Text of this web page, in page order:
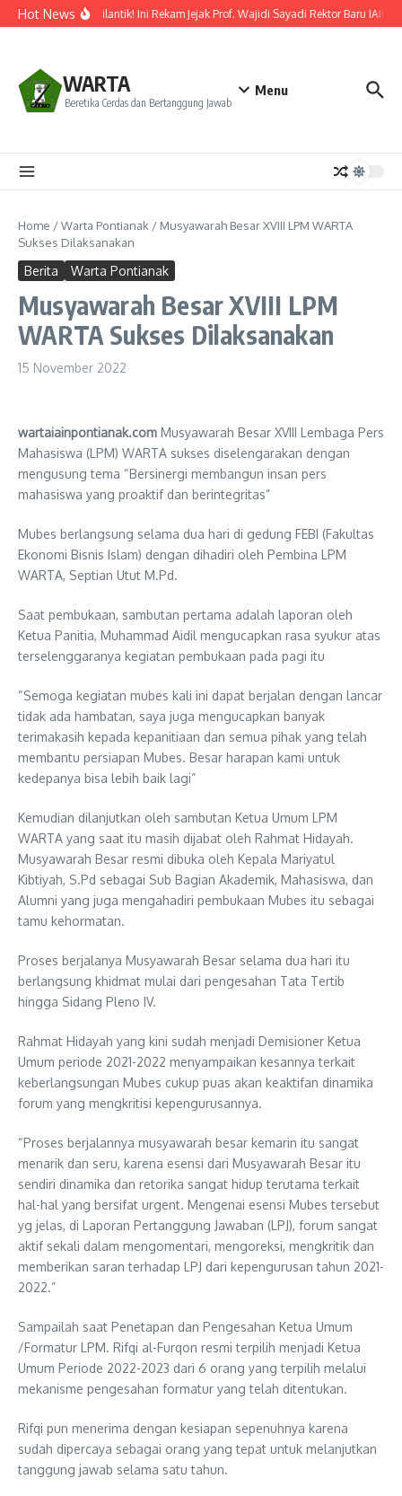
Lewati ke konten
Hot NewsResmi Dilantik! Ini Rekam Jejak Prof. Wajidi Sayadi Rektor Baru IAIN
WARTA
Beretika Cerdas dan Bertanggung Jawab
Menu
Home /Warta Pontianak / Musyawarah Besar XVIII LPM WARTA
Sukses Dilaksanakan
Berita Warta Pontianak
Musyawarah Besar XVIII LPM
WARTA Sukses Dilaksanakan
15 November 2022
wartaiainpontianak.com Musyawarah Besar XVIII Lembaga Pers
Mahasiswa (LPM) WARTA sukses diselengarakan dengan
mengusung tema “Bersinergi membangun insan pers
mahasiswa yang proaktif dan berintegritas”
Mubes berlangsung selama dua hari di gedung FEBI (Fakultas
Ekonomi Bisnis Islam) dengan dihadiri oleh Pembina LPM
WARTA, Septian Utut M.Pd.
Saat pembukaan, sambutan pertama adalah laporan oleh
Ketua Panitia, Muhammad Aidil mengucapkan rasa syukur atas
terselenggaranya kegiatan pembukaan pada pagi itu
“Semoga kegiatan mubes kali ini dapat berjalan dengan lancar
tidak ada hambatan, saya juga mengucapkan banyak
terimakasih kepada kepanitiaan dan semua pihak yang telah
membantu persiapan Mubes. Besar harapan kami untuk
kedepanya bisa lebih baik lagi”
Kemudian dilanjutkan oleh sambutan Ketua Umum LPM
WARTA yang saat itu masih dijabat oleh Rahmat Hidayah.
Musyawarah Besar resmi dibuka oleh Kepala Mariyatul
Kibtiyah, S.Pd sebagai Sub Bagian Akademik, Mahasiswa, dan
Alumni yang juga mengahadiri pembukaan Mubes itu sebagai
tamu kehormatan.
Proses berjalanya Musyawarah Besar selama dua hari itu
berlangsung khidmat mulai dari pengesahan Tata Tertib
hingga Sidang Pleno IV.
Rahmat Hidayah yang kini sudah menjadi Demisioner Ketua
Umum periode 2021-2022 menyampaikan kesannya terkait
keberlangsungan Mubes cukup puas akan keaktifan dinamika
forum yang mengkritisi kepengurusannya.
“Proses berjalannya musyawarah besar kemarin itu sangat
menarik dan seru, karena esensi dari Musyawarah Besar itu
sendiri dinamika dan retorika sangat hidup terutama terkait
hal-hal yang bersifat urgent. Mengenai esensi Mubes tersebut
yg jelas, di Laporan Pertanggung Jawaban (LPJ), forum sangat
aktif sekali dalam mengomentari, mengoreksi, mengkritik dan
memberikan saran terhadap LPJ dari kepengurusan tahun 2021-
2022.”
Sampailah saat Penetapan dan Pengesahan Ketua Umum
/Formatur LPM. Rifqi al-Furqon resmi terpilih menjadi Ketua
Umum Periode 2022-2023 dari 6 orang yang terpilih melalui
mekanisme pengesahan formatur yang telah ditentukan.
Rifqi pun menerima dengan kesiapan sepenuhnya karena
sudah dipercaya sebagai orang yang tepat untuk melanjutkan
tanggung jawab selama satu tahun.